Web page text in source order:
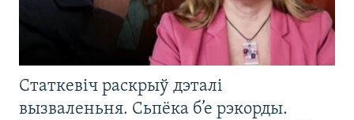
Статкевіч раскрыў дэталі
вызваленьня. Сьпёка б’е рэкорды.